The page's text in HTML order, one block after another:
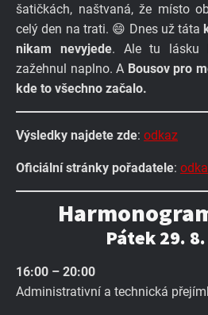
šatičkách, naštvaná, že místo
celý den na trati. 😄 Dnes už táta
nikam nevyjede. Ale tu lásku
zažehnul naplno. A Bousov pro
kde to všechno začalo.
Výsledky najdete zde: odkaz
Oficiální stránky pořadatele:
Pátek 29.
16:00 – 20:00
Administrativní a technická